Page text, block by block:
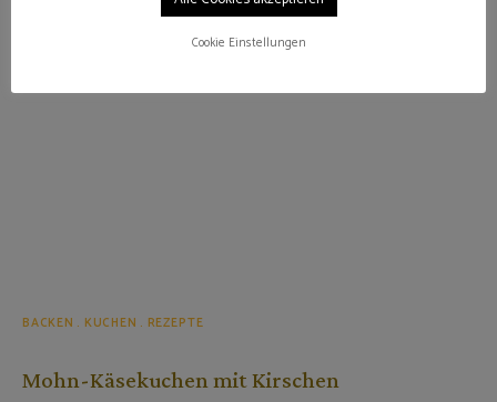
BACKEN KUCHEN REZEPTE
Mohn-Käsekuchen mit Kirschen
Cookie Einstellungen